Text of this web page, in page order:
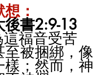
：
後書2:9-13
福音受苦
至被捆綁，像
樣；然而，神